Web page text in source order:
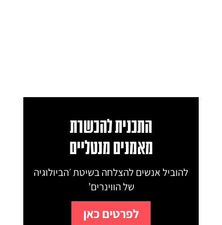
התכנית להכשרת
מאמנים מנטליים
להוביל אנשים להצלחה בשיטת ׳הביולוגיה
של הווינרים’
לפרטים כאן